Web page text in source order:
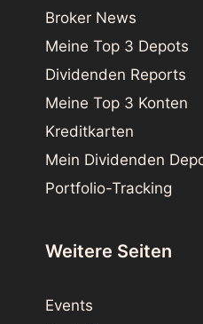
Broker News
Meine Top 3 Depots
Dividenden Reports
Meine Top 3 Konten
Kreditkarten
Mein Dividenden
Portfolio-Tracking
Weitere Seiten
Events